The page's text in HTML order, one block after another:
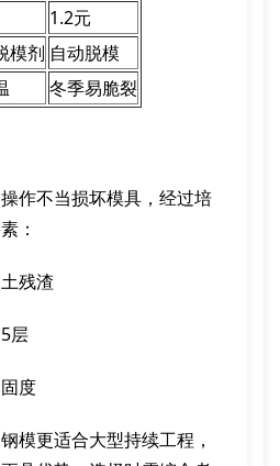
1.2元
模剂 自动脱模
冬季易脆裂
作不当损坏模具，经过培
：
残渣
层
度
模更适合大型持续工程，